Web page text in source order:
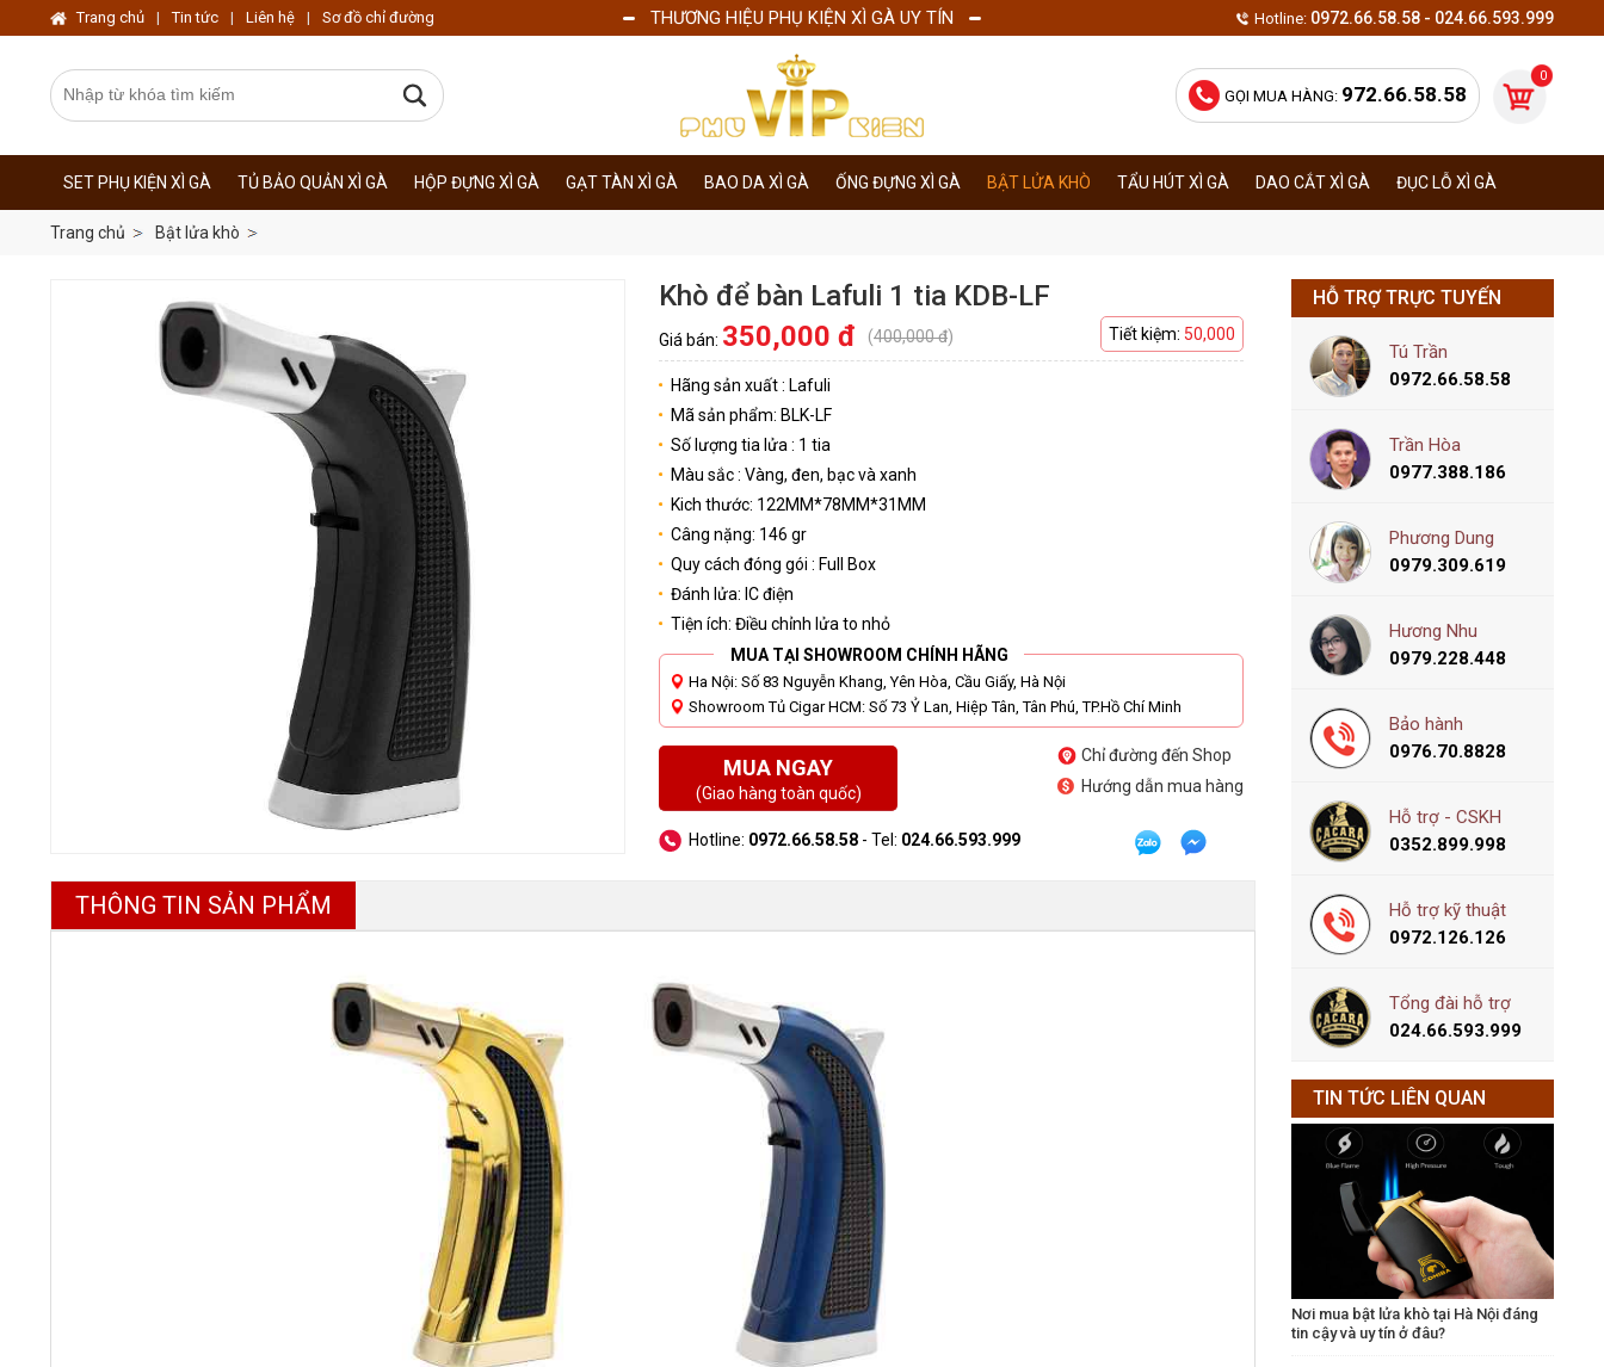
0
GỌI MUA HÀNG: 972.66.58.58
SET PHỤ KIỆN XÌ GÀ TỦ BẢO QUẢN XÌ GÀ HỘP ĐỰNG XÌ GÀ GẠT TÀN XÌ GÀ BAO DA XÌ GÀ ỐNG ĐỰNG XÌ GÀ BẬT LỬA KHÒ TẨU HÚT XÌ GÀ DAO CẮT XÌ GÀ ĐỤC LỖ XÌ GÀ
Trang chủ Bật lửa khò
Khò để bàn Lafuli 1 tia KDB-LF
Tiết kiệm: 50,000
Giá bán: 350,000 đ (400,000 đ)
Hãng sản xuất : Lafuli
Mã sản phẩm: BLK-LF
Số lượng tia lửa : 1 tia
Màu sắc : Vàng, đen, bạc và xanh
Kich thước: 122MM*78MM*31MM
Câng nặng: 146 gr
Quy cách đóng gói : Full Box
Đánh lửa: IC điện
Tiện ích: Điều chỉnh lửa to nhỏ
MUA TẠI SHOWROOM CHÍNH HÃNG
Ha Nội: Số 83 Nguyễn Khang, Yên Hòa, Cầu Giấy, Hà Nội
Showroom Tủ Cigar HCM: Số 73 Ỷ Lan, Hiệp Tân, Tân Phú, TP.Hồ Chí Minh
Chỉ đường đến Shop
Hướng dẫn mua hàng
MUA NGAY
(Giao hàng toàn quốc)
Hotline: 0972.66.58.58 - Tel: 024.66.593.999
THÔNG TIN SẢN PHẨM
HỖ TRỢ TRỰC TUYẾN
Tú Trần
0972.66.58.58
Trần Hòa
0977.388.186
Phương Dung
0979.309.619
Hương Nhu
0979.228.448
Bảo hành
0976.70.8828
Hỗ trợ - CSKH
0352.899.998
Hỗ trợ kỹ thuật
0972.126.126
Tổng đài hỗ trợ
024.66.593.999
TIN TỨC LIÊN QUAN
Nơi mua bật lửa khò tại Hà Nội đáng
tin cậy và uy tín ở đâu?
THƯƠNG HIỆU PHỤ KIỆN XÌ GÀ UY TÍN Hotline: 0972.66.58.58 - 024.66.593.999
Trang chủ | Tin tức | Liên hệ | Sơ đồ chỉ đường